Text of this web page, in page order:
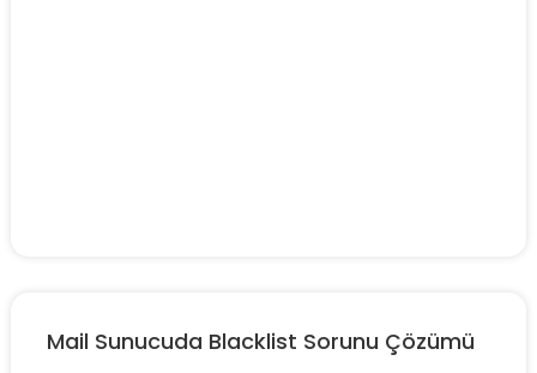
Mail Sunucuda Blacklist Sorunu Çözümü